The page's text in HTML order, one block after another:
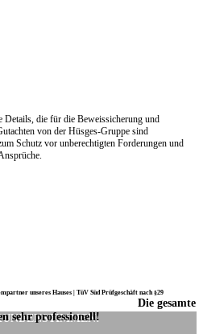
Details, die für die Beweissicherung und
von der Hüsges-Gruppe sind
Schutz vor unberechtigten Forderungen und
unseres Hauses | TüV Süd Prüfgeschäft nach §29
Die gesamte
sehr professionell!